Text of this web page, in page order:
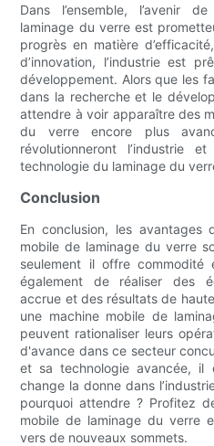
Dans l’ensemble, l’avenir
laminage du verre est
progrès en matière
d’innovation, l’industrie est
développement. Alors que les
dans la recherche et le
attendre à voir apparaître des
du verre encore plus
révolutionneront l’industrie
technologie du laminage du
Conclusion
En conclusion, les avantages
mobile de laminage du verre
seulement il offre
également de réaliser des
accrue et des résultats de
une machine mobile de
peuvent rationaliser leurs
d'avance dans ce secteur
et sa technologie avancée, il
change la donne dans
pourquoi attendre ? Profitez
mobile de laminage du verre
vers de nouveaux sommets.